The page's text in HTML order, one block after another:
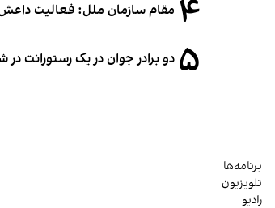
۴ مقام سازمان ملل: فعالیت
۵ دو برادر جوان در یک رستورانت
برنامه‌ها
تلویزیون
رادیو